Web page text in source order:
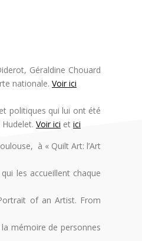
Géraldine Chouard
nationale. Voir ici
politiques qui lui ont été
Voir ici et ici
à « Quilt Art: l’Art
les accueillent chaque
of an Artist. From
mémoire de personnes